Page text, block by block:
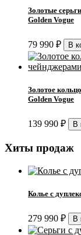
Золотые
Golden Vogue
79 990 ₽
Золотое
Golden Vogue
139 990 ₽
Хиты продаж
Колье с
279 990 ₽